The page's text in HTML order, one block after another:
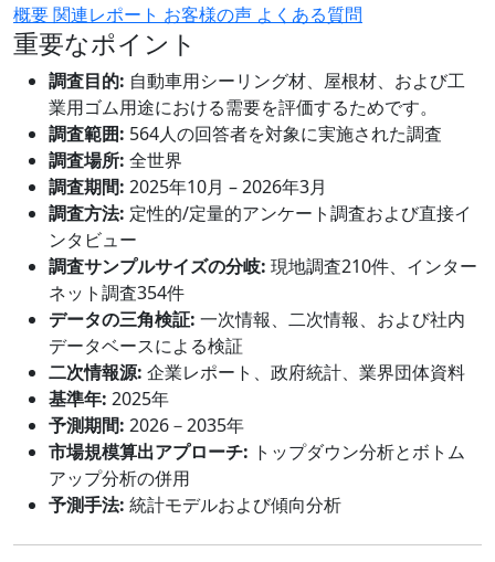
概要関連レポート お客様の声 よくある質問
重要なポイント
調査目的: 自動車用シーリング材、屋根材、および工
業用ゴム用途における需要を評価するためです。
調査範囲: 564人の回答者を対象に実施された調査
調査場所: 全世界
調査期間: 2025年10月 – 2026年3月
調査方法: 定性的/定量的アンケート調査および直接イ
ンタビュー
調査サンプルサイズの分岐: 現地調査210件、インター
ネット調査354件
データの三角検証: 一次情報、二次情報、および社内
データベースによる検証
二次情報源: 企業レポート、政府統計、業界団体資料
基準年: 2025年
予測期間: 2026－2035年
市場規模算出アプローチ: トップダウン分析とボトム
アップ分析の併用
予測手法: 統計モデルおよび傾向分析